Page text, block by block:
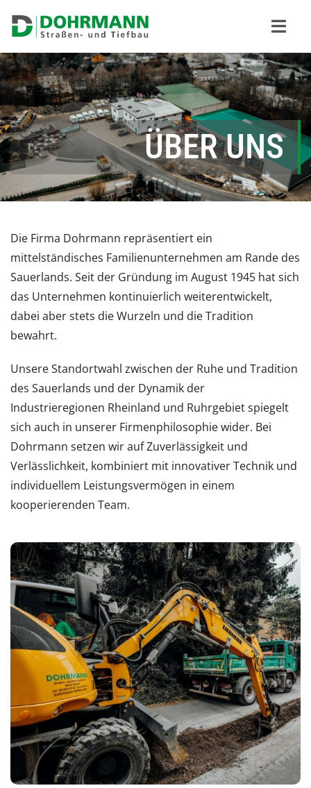
Inhalt
Startseite
Über uns
Leistungen
Fuhrpark
ÜBER UNS
Die Firma Dohrmann repräsentiert ein
mittelständisches Familienunternehmen am Rande des
Sauerlands. Seit der Gründung im August 1945 hat sich
das Unternehmen kontinuierlich weiterentwickelt,
dabei aber stets die Wurzeln und die Tradition
bewahrt.
Unsere Standortwahl zwischen der Ruhe und Tradition
des Sauerlands und der Dynamik der
Industrieregionen Rheinland und Ruhrgebiet spiegelt
sich auch in unserer Firmenphilosophie wider. Bei
Dohrmann setzen wir auf Zuverlässigkeit und
Verlässlichkeit, kombiniert mit innovativer Technik und
individuellem Leistungsvermögen in einem
kooperierenden Team.